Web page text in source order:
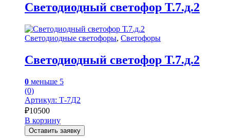
Светодиодный светофор Т.7.д.2
Светодиодные светофоры, Светофоры
Светодиодный светофор Т.7.д.2
0 меньше 5
(0)
Артикул: Т-7Д2
₽10500
В корзину
Оставить заявку